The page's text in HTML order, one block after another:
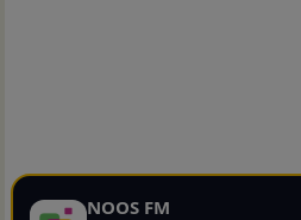
NOOS FM